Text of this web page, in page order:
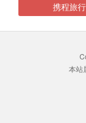
携程旅行
本站